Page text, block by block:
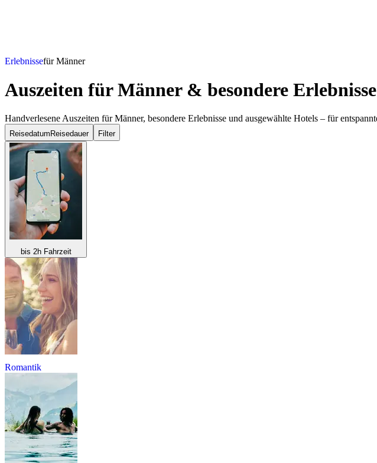
Erlebnissefür Männer
Auszeiten für Männer & besondere Erlebnisse
Handverlesene Auszeiten für Männer, besondere Erlebnisse und ausgewählte Hotels – für
Reisedatum Reisedauer Filter
bis 2h Fahrzeit
Romantik